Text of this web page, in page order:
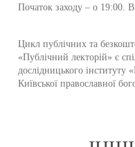
Початок заходу – о 19:00.
Цикл публічних та
«Публічний лекторій» є
дослідницького інституту
Київської православної